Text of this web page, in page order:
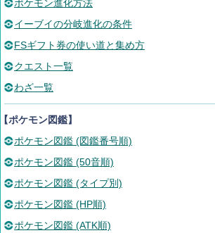
ポケモン進化方法
イーブイの分岐進化の条件
FSギフト券の使い道と集め方
クエスト一覧
わざ一覧
ポケモン図鑑】
ポケモン図鑑 (図鑑番号順)
ポケモン図鑑 (50音順)
ポケモン図鑑 (タイプ別)
ポケモン図鑑 (HP順)
ポケモン図鑑 (ATK順)